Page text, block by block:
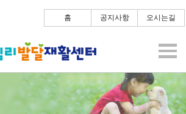
홈 공지사항 오시는길